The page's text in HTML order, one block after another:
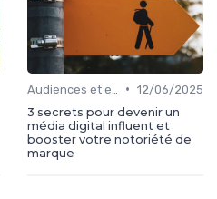
• 12/06/2025
3 secrets pour devenir un
média digital influent et
booster votre notoriété de
marque